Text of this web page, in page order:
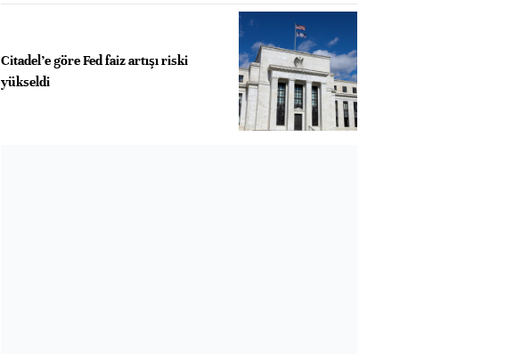
Citadel’e göre Fed faiz artışı riski
yükseldi